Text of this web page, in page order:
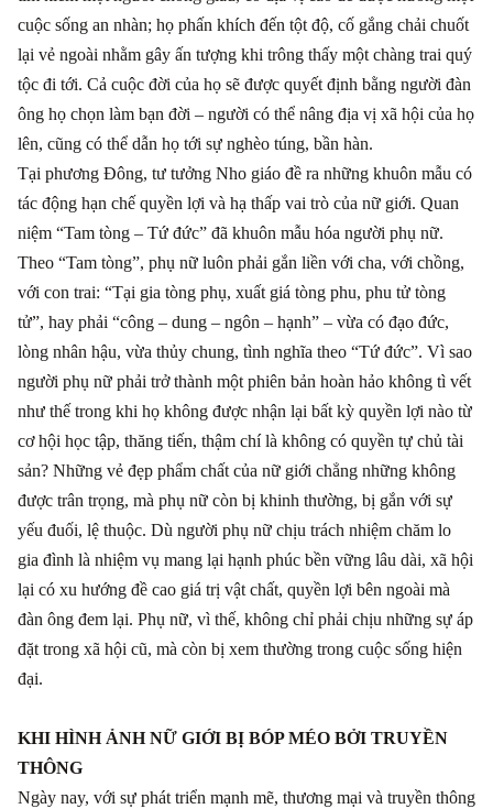
cuộc sống an nhàn; họ phấn khích đến tột độ, cố gắng chải chuốt
lại vẻ ngoài nhằm gây ấn tượng khi trông thấy một chàng trai quý
tộc đi tới. Cả cuộc đời của họ sẽ được quyết định bằng người đàn
ông họ chọn làm bạn đời – người có thể nâng địa vị xã hội của họ
lên, cũng có thể dẫn họ tới sự nghèo túng, bần hàn.
Tại phương Đông, tư tưởng Nho giáo đề ra những khuôn mẫu có
tác động hạn chế quyền lợi và hạ thấp vai trò của nữ giới. Quan
niệm “Tam tòng – Tứ đức” đã khuôn mẫu hóa người phụ nữ.
Theo “Tam tòng”, phụ nữ luôn phải gắn liền với cha, với chồng,
với con trai: “Tại gia tòng phụ, xuất giá tòng phu, phu tử tòng
tử”, hay phải “công – dung – ngôn – hạnh” – vừa có đạo đức,
lòng nhân hậu, vừa thủy chung, tình nghĩa theo “Tứ đức”. Vì sao
người phụ nữ phải trở thành một phiên bản hoàn hảo không tì vết
như thế trong khi họ không được nhận lại bất kỳ quyền lợi nào từ
cơ hội học tập, thăng tiến, thậm chí là không có quyền tự chủ tài
sản? Những vẻ đẹp phẩm chất của nữ giới chẳng những không
được trân trọng, mà phụ nữ còn bị khinh thường, bị gắn với sự
yếu đuối, lệ thuộc. Dù người phụ nữ chịu trách nhiệm chăm lo
gia đình là nhiệm vụ mang lại hạnh phúc bền vững lâu dài, xã hội
lại có xu hướng đề cao giá trị vật chất, quyền lợi bên ngoài mà
đàn ông đem lại. Phụ nữ, vì thế, không chỉ phải chịu những sự áp
đặt trong xã hội cũ, mà còn bị xem thường trong cuộc sống hiện
đại.
KHI HÌNH ẢNH NỮ GIỚI BỊ BÓP MÉO BỞI TRUYỀN
THÔNG
Ngày nay, với sự phát triển mạnh mẽ, thương mại và truyền thông